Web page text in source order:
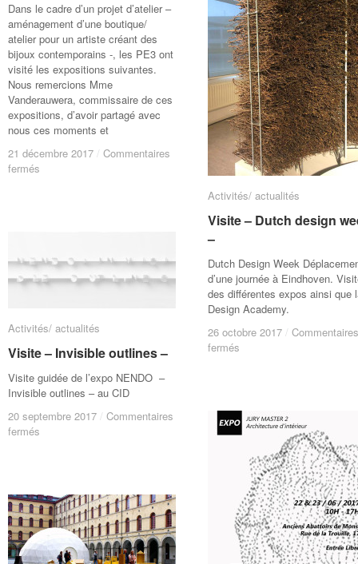
Dans le cadre d’un projet d’atelier –
aménagement d’une boutique/
atelier pour un artiste créant des
bijoux contemporains -, les PE3 ont
visité les expositions suivantes.
Nous remercions Mme
Vanderauwera, commissaire de ces
expositions, d’avoir partagé avec
nous ces moments et
21 décembre 2017 / Commentaires
fermés
21 décembre 2017 / Commentaires
fermés
Activités/ actualités
Visite – Dutch design
–
Dutch Design Week
d’une journée à Eindhoven.
des différentes expos ainsi que
Design Academy.
26 octobre 2017 / Commentaires
fermés
design
week
–
Activités/ actualités
Visite – Dutch design
–
26 octobre 2017 / Commentaires
fermés
design
week
–
Activités/ actualités
Visite – Invisible outlines –
Visite guidée de l’expo NENDO –
Invisible outlines – au CID
20 septembre 2017 / Commentaires
fermés
outlines
–
Activités/ actualités
Visite – Invisible outlines –
20 septembre 2017 / Commentaires
fermés
outlines
–